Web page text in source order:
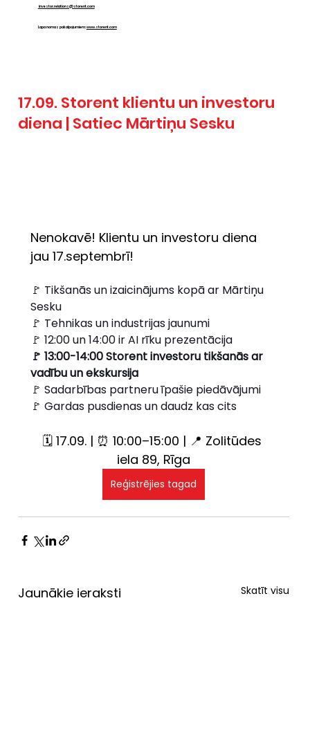
investor.relations@storent.com
Lapa nomas pakalpojumiem:www.storent.com
17.09. Storent klientu un investoru
diena | Satiec Mārtiņu Sesku
Nenokavē! Klientu un investoru diena
jau 17.septembrī!
🚩 Tikšanās un izaicinājums kopā ar Mārtiņu
Sesku
🚩 Tehnikas un industrijas jaunumi
🚩 12:00 un 14:00 ir AI rīku prezentācija
🚩 13:00-14:00 Storent investoru tikšanās ar
vadību un ekskursija
🚩 Sadarbības partneru īpašie piedāvājumi
🚩 Gardas pusdienas un daudz kas cits
🗓 17.09. | ⏰ 10:00–15:00 | 📍 Zolitūdes
iela 89, Rīga
Reģistrējies tagad
Jaunākie ieraksti Skatīt visu